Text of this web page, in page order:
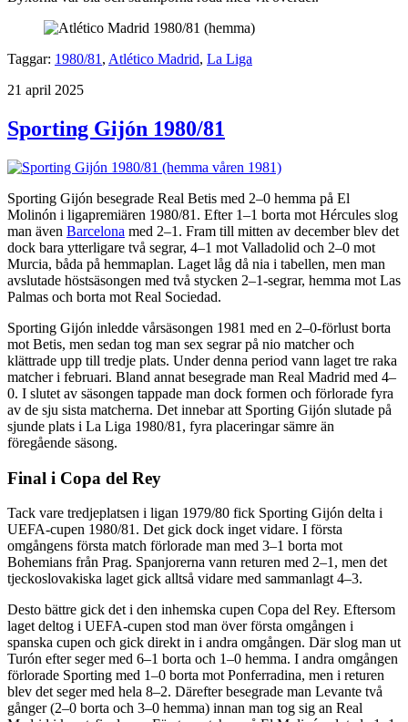
Taggar: 1980/81 , Atlético Madrid, La Liga
Publicerat
21 april 2025
Sporting Gijón 1980/81
Sporting Gijón besegrade Real Betis med 2–0 hemma på El
Molinón i ligapremiären 1980/81. Efter 1–1 borta mot Hércules slog
man även Barcelona med 2–1. Fram till mitten av december blev det
dock bara ytterligare två segrar, 4–1 mot Valladolid och 2–0 mot
Murcia, båda på hemmaplan. Laget låg då nia i tabellen, men man
avslutade höstsäsongen med två stycken 2–1-segrar, hemma mot Las
Palmas och borta mot Real Sociedad.
Sporting Gijón inledde vårsäsongen 1981 med en 2–0-förlust borta
mot Betis, men sedan tog man sex segrar på nio matcher och
klättrade upp till tredje plats. Under denna period vann laget tre raka
matcher i februari. Bland annat besegrade man Real Madrid med 4–
0. I slutet av säsongen tappade man dock formen och förlorade fyra
av de sju sista matcherna. Det innebar att Sporting Gijón slutade på
sjunde plats i La Liga 1980/81, fyra placeringar sämre än
föregående säsong.
Final i Copa del Rey
Tack vare tredjeplatsen i ligan 1979/80 fick Sporting Gijón delta i
UEFA-cupen 1980/81. Det gick dock inget vidare. I första
omgångens första match förlorade man med 3–1 borta mot
Bohemians från Prag. Spanjorerna vann returen med 2–1, men det
tjeckoslovakiska laget gick alltså vidare med sammanlagt 4–3.
Desto bättre gick det i den inhemska cupen Copa del Rey. Eftersom
laget deltog i UEFA-cupen stod man över första omgången i
spanska cupen och gick direkt in i andra omgången. Där slog man ut
Turón efter seger med 6–1 borta och 1–0 hemma. I andra omgången
förlorade Sporting med 1–0 borta mot Ponferradina, men i returen
blev det seger med hela 8–2. Därefter besegrade man Levante två
gånger (2–0 borta och 3–0 hemma) innan man tog sig an Real